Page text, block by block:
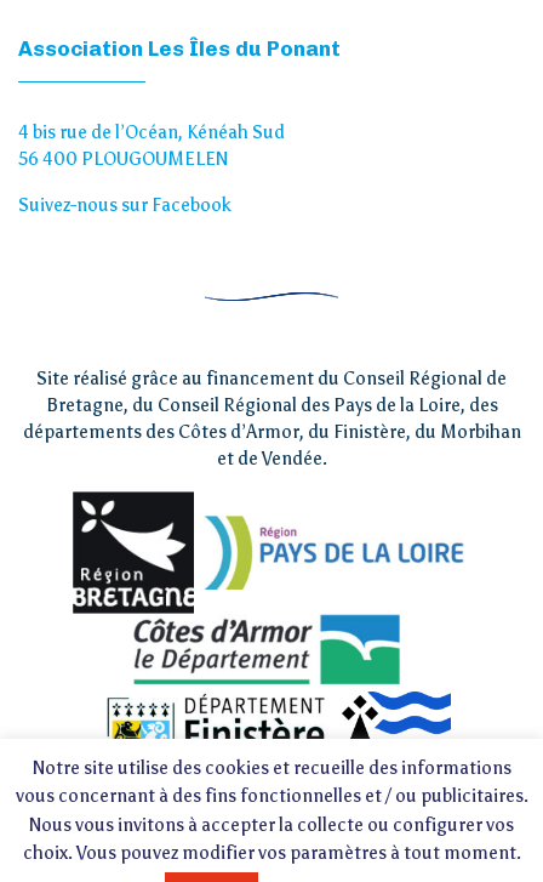
Association Les Îles du Ponant
4 bis rue de l’Océan, Kénéah Sud
56 400 PLOUGOUMELEN
Suivez-nous sur Facebook
Site réalisé grâce au financement du Conseil Régional de
Bretagne, du Conseil Régional des Pays de la Loire, des
départements des Côtes d’Armor, du Finistère, du Morbihan
et de Vendée.
Notre site utilise des cookies et recueille des informations
vous concernant à des fins fonctionnelles et / ou publicitaires.
Nous vous invitons à accepter la collecte ou configurer vos
choix. Vous pouvez modifier vos paramètres à tout moment.